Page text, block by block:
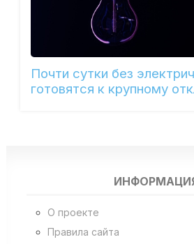
Почти сутки без
готовятся к крупному
О проекте
Правила сайта